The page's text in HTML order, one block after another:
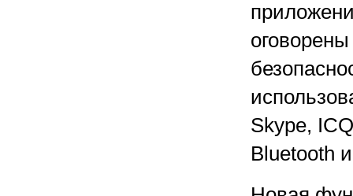
Skype,
Bluetooth